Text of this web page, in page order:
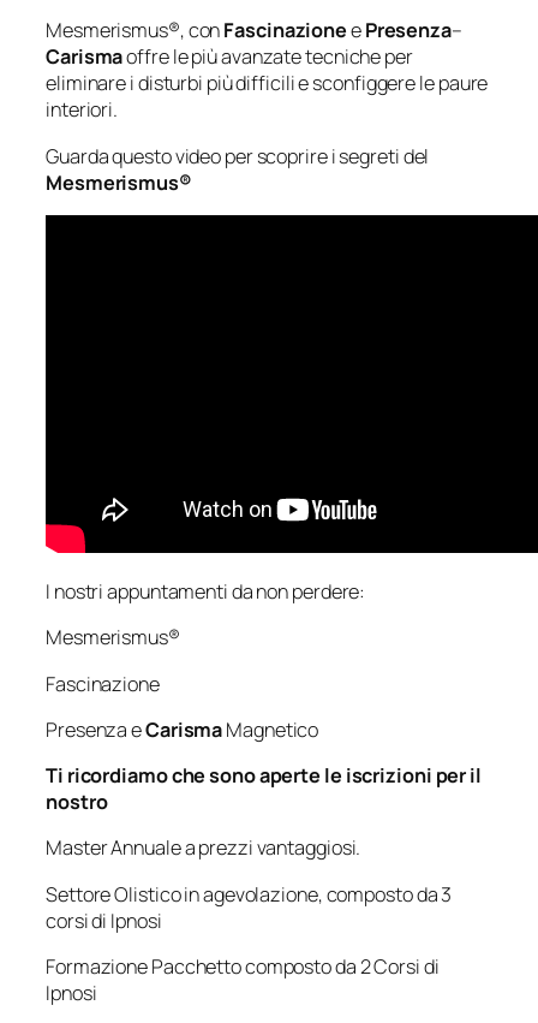
Mesmerismus®, conFascinazioneePresenza–
Carismaoffre le più avanzate tecniche per
eliminare i disturbi più difficili e sconfiggere lepaure
interiori.
Guarda questo video per scoprire i segreti del
Mesmerismus®
I nostri appuntamenti da non perdere:
Mesmerismus®
Fascinazione
Presenza eCarismaMagnetico
Ti ricordiamo che sono aperte le iscrizioni per il
nostro
Master Annuale a prezzi vantaggiosi.
Settore Olistico in agevolazione, composto da 3
corsi di Ipnosi
Formazione Pacchetto composto da 2 Corsi di
Ipnosi